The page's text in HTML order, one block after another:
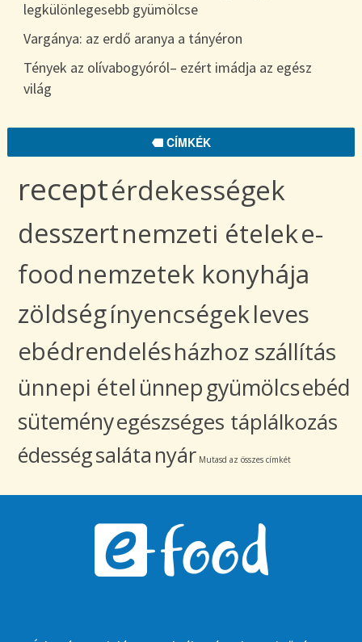
legkülönlegesebb gyümölcse
Vargánya: az erdő aranya a tányéron
Tények az olívabogyóról– ezért imádja az egész
világ
CÍMKÉK
receptérdekességek
desszertnemzeti ételeke-
food nemzetek konyhája
zöldségínyencségekleves
ebédrendelésházhoz szállítás
ünnepi ételünnepgyümölcsebéd
süteményegészséges táplálkozás
édességsaláta nyár Mutasd az összes címkét